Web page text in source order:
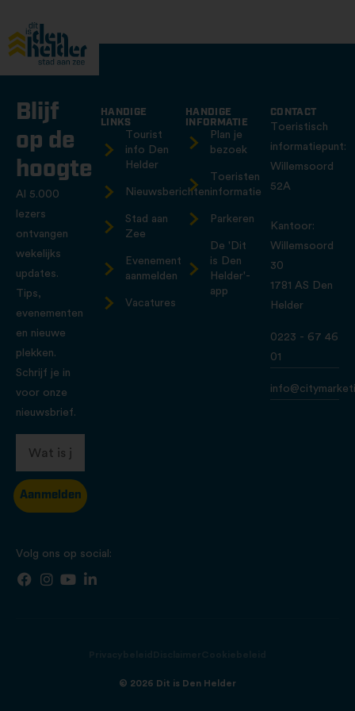
Blijf
op de
hoogte
Al 5.000
lezers
ontvangen
wekelijks
updates.
Tips,
evenementen
en nieuwe
plekken.
Schrijf je in
voor onze
nieuwsbrief.
Aanmelden
HANDIGE
LINKS
Tourist
info Den
Helder
Nieuwsberichten
Stad aan
Zee
Evenement
aanmelden
Vacatures
HANDIGE
INFORMATIE
Plan je
bezoek
Toeristen
informatie
Parkeren
De 'Dit
is Den
Helder'-
app
CONTACT
Toeristisch
informatiepunt:
Willemsoord
52A
Kantoor:
Willemsoord
30
1781 AS Den
Helder
0223 - 67 46
01
Volg ons op social:
© 2026 Dit is Den Helder